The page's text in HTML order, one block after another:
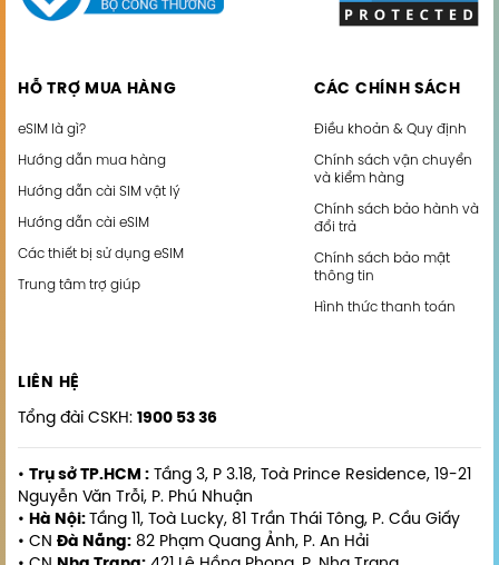
HỖ TRỢ MUA HÀNG
eSIM là gì?
Hướng dẫn mua hàng
Hướng dẫn cài SIM vật lý
Hướng dẫn cài eSIM
Các thiết bị sử dụng eSIM
Trung tâm trợ giúp
CÁC CHÍNH SÁCH
Điều khoản & Quy định
Chính sách vận chuyển
và kiểm hàng
Chính sách bảo hành và
đổi trả
Chính sách bảo mật
thông tin
Hình thức thanh toán
LIÊN HỆ
Tổng đài CSKH: 1900 53 36
• Trụ sở TP.HCM : Tầng 3, P 3.18, Toà Prince Residence, 19-21
Nguyễn Văn Trỗi, P. Phú Nhuận
• Hà Nội: Tầng 11, Toà Lucky, 81 Trần Thái Tông, P. Cầu Giấy
• CN Đà Nẵng: 82 Phạm Quang Ảnh, P. An Hải